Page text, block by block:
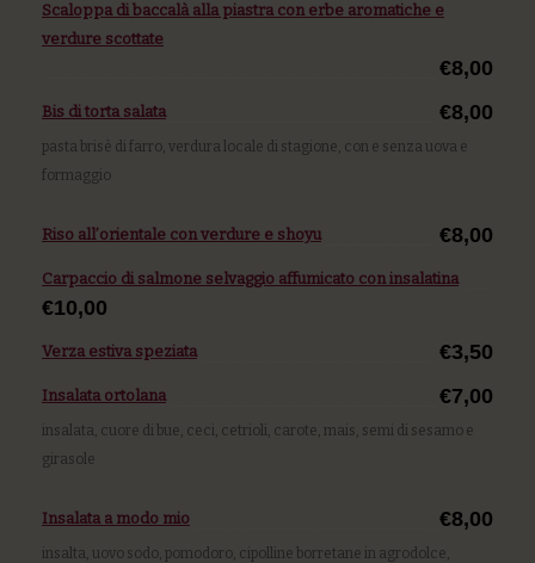
Scaloppa di baccalà alla piastra con erbe aromatiche e
verdure scottate
€8,00
Bis di torta salata €8,00
pasta brisè di farro, verdura locale di stagione, con e senza uova e
formaggio
Riso all’orientale con verdure e shoyu €8,00
Carpaccio di salmone selvaggio affumicato con insalatina
€10,00
Verza estiva speziata €3,50
Insalata ortolana €7,00
insalata, cuore di bue, ceci, cetrioli, carote, mais, semi di sesamo e
girasole
Insalata a modo mio €8,00
insalta, uovo sodo, pomodoro, cipolline borretane in agrodolce,